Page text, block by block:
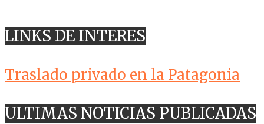
LINKS DE INTERES
Traslado privado en la Patagonia
ULTIMAS NOTICIAS PUBLICADAS